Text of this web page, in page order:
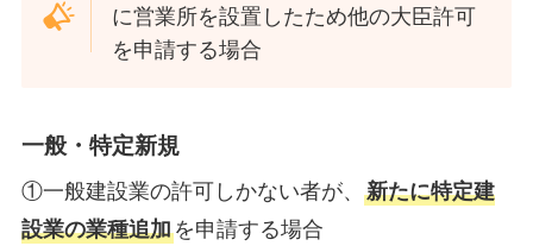
に営業所を設置したため他の大臣許可
を申請する場合
一般・特定新規
①一般建設業の許可しかない者が、 新たに特定建
設業の業種追加を申請する場合